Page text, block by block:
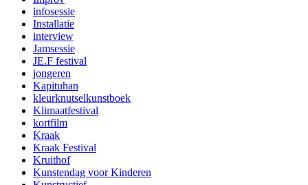
infosessie
Installatie
interview
Jamsessie
JE.F festival
jongeren
Kapituhan
kleurknutselkunstboek
Klimaatfestival
kortfilm
Kraak
Kraak Festival
Kruithof
Kunstendag voor Kinderen